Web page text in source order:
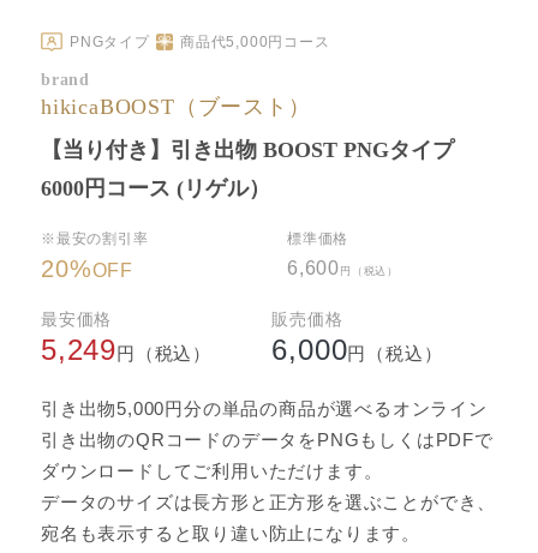
PNGタイプ 商品代5,000 円コース
brand
hikicaBOOST（ブースト）
【当り付き】引き出物 BOOST PNGタイプ
6000円コース (リゲル）
※最安の割引率
20%OFF
標準価格
6,600 円（税込）
最安価格
5,249円（税込）
販売価格
6,000円（税込）
引き出物5,000円分の単品の商品が選べるオンライン
引き出物のQRコードのデータをPNGもしくはPDFで
ダウンロードしてご利用いただけます。
データのサイズは長方形と正方形を選ぶことができ、
宛名も表示すると取り違い防止になります。